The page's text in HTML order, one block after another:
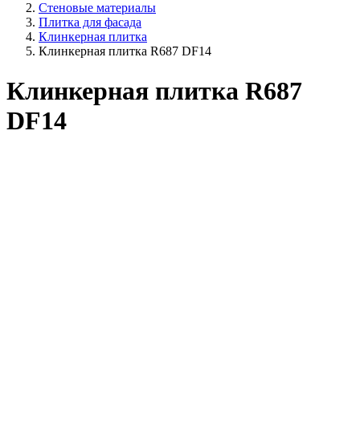
Стеновые материалы
Плитка для фасада
Клинкерная плитка
Клинкерная плитка R687 DF14
Клинкерная плитка R687
DF14